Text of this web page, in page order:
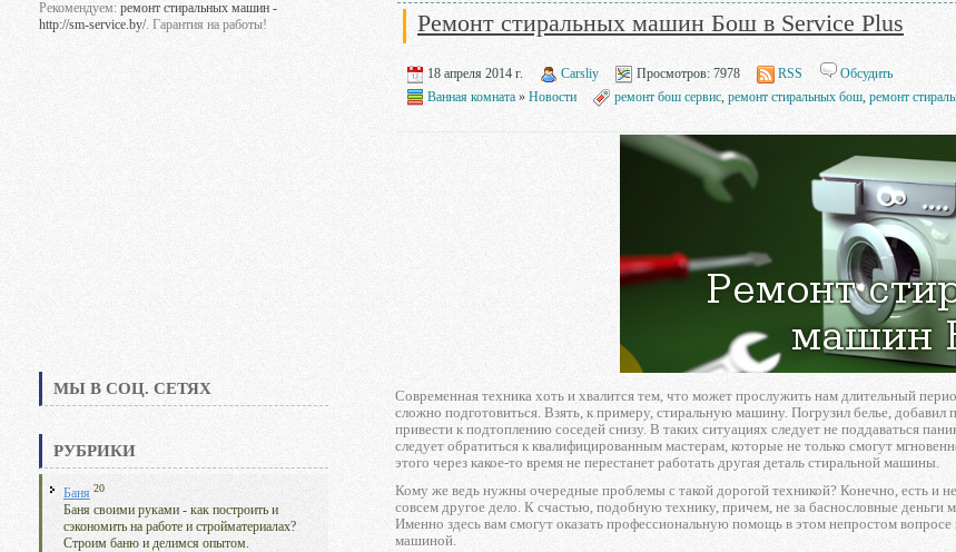
Рекомендуем: ремонт стиральных машин -
http://sm-service.by/. Гарантия на работы!
МЫ В СОЦ. СЕТЯХ
РУБРИКИ
Баня 20
Баня своими руками - как построить и
сэкономить на работе и стройматериалах?
Строим баню и делимся опытом.
Ремонт стиральных машин Бош в Service Plus
18 апреля 2014 г. Carsliy Просмотров: 7978 RSS
Обсудить
Ванная комната» Новости ремонт бош сервис, ремонт стиральных бош, ремонт
Современная техника хоть и хвалится тем, что может прослужить нам длительный
сложно подготовиться. Взять, к примеру, стиральную машину. Погрузил белье, добавил
привести к подтоплению соседей снизу. В таких ситуациях следует не поддаваться
следует обратиться к квалифицированным мастерам, которые не только смогут
этого через какое-то время не перестанет работать другая деталь стиральной машины.
Кому же ведь нужны очередные проблемы с такой дорогой техникой? Конечно, есть и
совсем другое дело. К счастью, подобную технику, причем, не за баснословные
Именно здесь вам смогут оказать профессиональную помощь в этом непростом
машиной.